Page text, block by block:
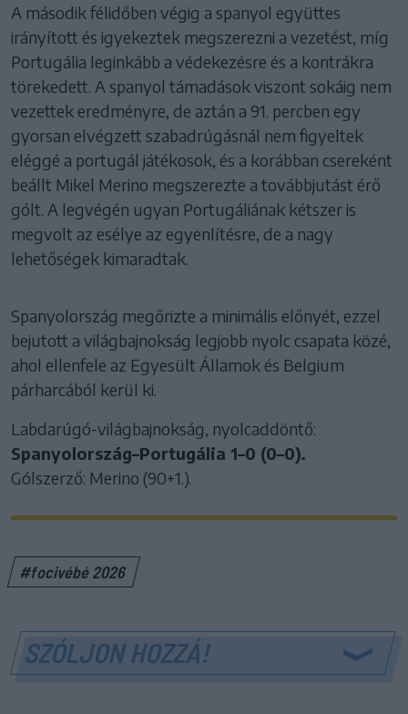
A második félidőben végig a spanyol együttes
irányított és igyekeztek megszerezni a vezetést, míg
Portugália leginkább a védekezésre és a kontrákra
törekedett. A spanyol támadások viszont sokáig nem
vezettek eredményre, de aztán a 91. percben egy
gyorsan elvégzett szabadrúgásnál nem figyeltek
eléggé a portugál játékosok, és a korábban csereként
beállt Mikel Merino megszerezte a továbbjutást érő
gólt. A legvégén ugyan Portugáliának kétszer is
megvolt az esélye az egyenlítésre, de a nagy
lehetőségek kimaradtak.
Spanyolország megőrizte a minimális előnyét, ezzel
bejutott a világbajnokság legjobb nyolc csapata közé,
ahol ellenfele az Egyesült Államok és Belgium
párharcából kerül ki.
Labdarúgó-világbajnokság, nyolcaddöntő:
Spanyolország–Portugália 1–0 (0–0).
Gólszerző: Merino (90+1.).
#focivébé 2026
SZÓLJON HOZZÁ!